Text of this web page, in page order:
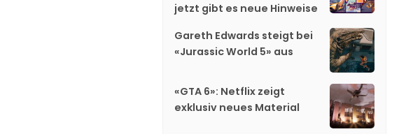
jetzt gibt es neue Hinweise
Gareth Edwards steigt bei
«Jurassic World 5» aus
«GTA 6»: Netflix zeigt
exklusiv neues Material